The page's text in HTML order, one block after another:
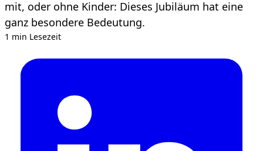
mit, oder ohne Kinder: Dieses Jubiläum hat eine
ganz besondere Bedeutung.
1 min Lesezeit